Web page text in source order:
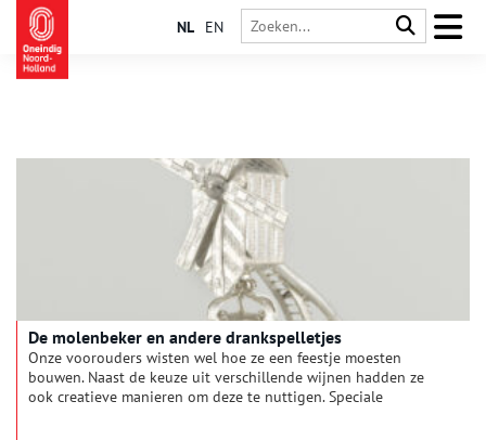
NL EN
De molenbeker en andere drankspelletjes
Onze voorouders wisten wel hoe ze een feestje moesten
bouwen. Naast de keuze uit verschillende wijnen hadden ze
ook creatieve manieren om deze te nuttigen. Speciale